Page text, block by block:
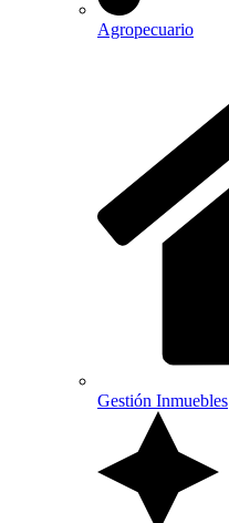
Agropecuario
Gestión Inmuebles